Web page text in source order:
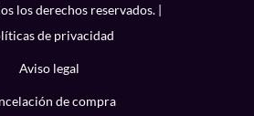
los derechos reservados. |
de privacidad
Aviso legal
de compra